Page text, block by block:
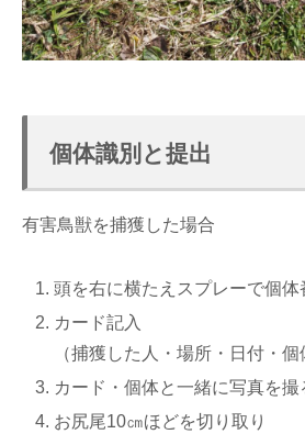
個体識別と提出
有害鳥獣を捕獲した場合
頭を右に横たえスプレーで個体
カード記入
（捕獲した人・場所・日付・個
カード・個体と一緒に写真を撮
お尻尾10㎝ほどを切り取り